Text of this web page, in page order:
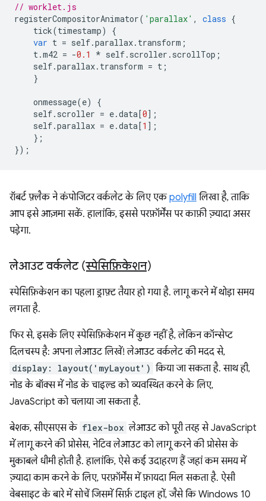
// worklet.js
registerCompositorAnimator( 'parallax' , class {
tick(timestamp)
{
var t = self.parallax. transform ;
t.m42 = -0.1 * self. scroller . scrollTop ;
self.parallax. transform = t ;
}
onmessage(e)
{
self. scroller = e.data[0];
self.parallax = e.data[1 ];
};
});
रॉबर्ट फ़्लैक ने कंपोजिटर वर्कलेट के लिए एकpolyfill लिखा है, ताकि
आप इसे आज़मा सकें. हालांकि, इससे परफ़ॉर्मेंस पर काफ़ी ज़्यादा असर
पड़ेगा.
लेआउट वर्कलेट (स्पेसिफ़िकेशन)
स्पेसिफ़िकेशन का पहला ड्राफ़्ट तैयार हो गया है. लागू करने में थोड़ा समय
लगता है.
फिर से, इसके लिए स्पेसिफ़िकेशन में कुछ नहीं है, लेकिन कॉन्सेप्ट
दिलचस्प है: अपना लेआउट लिखें! लेआउट वर्कलेट की मदद से,
display: layout('myLayout') किया जा सकता है. साथ ही,
नोड के बॉक्स में नोड के चाइल्ड को व्यवस्थित करने के लिए,
JavaScript को चलाया जा सकता है.
बेशक, सीएसएस के flex-box लेआउट को पूरी तरह से JavaScript
में लागू करने की प्रोसेस, नेटिव लेआउट को लागू करने की प्रोसेस के
मुकाबले धीमी होती है. हालांकि, ऐसे कई उदाहरण हैं जहां कम समय में
ज़्यादा काम करने के लिए, परफ़ॉर्मेंस में फ़ायदा मिल सकता है. ऐसी
वेबसाइट के बारे में सोचें जिसमें सिर्फ़ टाइल हों, जैसे कि Windows 10